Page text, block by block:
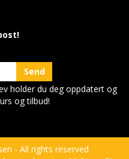
holder du deg oppdatert og
og tilbud!
- All rights reserved